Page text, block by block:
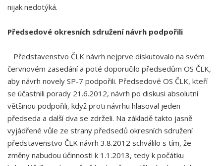
nijak nedotýká.
Předsedové okresních sdružení návrh podpořili
Představenstvo ČLK návrh nejprve diskutovalo na svém
červnovém zasedání a poté doporučilo předsedům OS ČLK,
aby návrh novely SP-7 podpořili. Předsedové OS ČLK, kteří
se účastnili porady 21.6.2012, návrh po diskusi absolutní
většinou podpořili, když proti návrhu hlasoval jeden
předseda a další dva se zdrželi. Na základě takto jasně
vyjádřené vůle ze strany předsedů okresních sdružení
představenstvo ČLK návrh 3.8.2012 schválilo s tím, že
změny nabudou účinnosti k 1.1.2013, tedy k počátku